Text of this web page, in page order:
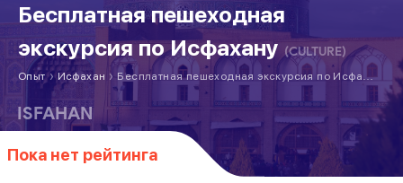
Бесплатная пешеходная
экскурсия по Исфахану (CULTURE)
Опыт › Исфахан › Бесплатная пешеходная экскурсия по Исфахану
Пока нет рейтинга
ISFAHAN